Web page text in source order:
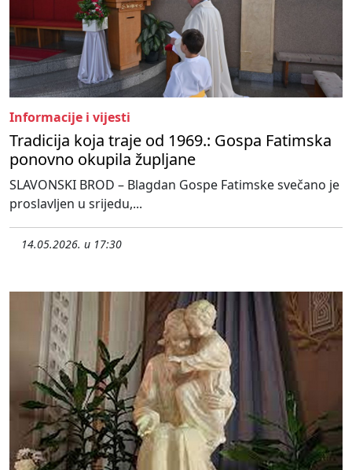
Informacije i vijesti
Tradicija koja traje od 1969.: Gospa Fatimska
ponovno okupila župljane
SLAVONSKI BROD – Blagdan Gospe Fatimske svečano je
proslavljen u srijedu,...
14.05.2026. u 17:30